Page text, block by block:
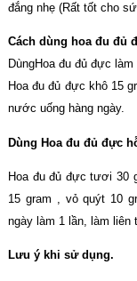
đắng nhẹ (Rất tốt cho
Cách dùng hoa đu đủ
DùngHoa đu đủ đực
Hoa đu đủ đực khô 15
nước uống hàng ngày.
Dùng Hoa đu đủ đực
Hoa đu đủ đực tươi 30
15 gram , vỏ quýt 10
ngày làm 1 lần, làm liên
Lưu ý khi sử dụng.